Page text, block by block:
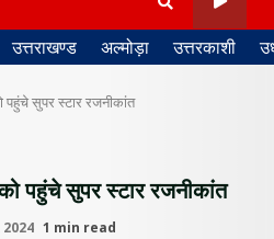
उत्तराखण्ड अल्मोड़ा उत्तरकाशी
पहुंचे सुपर स्टार रजनीकांत
पहुंचे सुपर स्टार रजनीकांत
2024 1 min read